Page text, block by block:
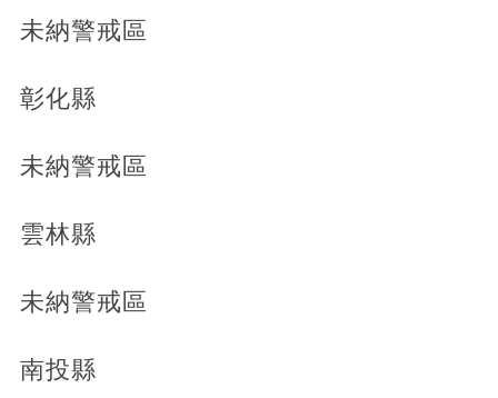
未納警戒區
彰化縣
未納警戒區
雲林縣
未納警戒區
南投縣